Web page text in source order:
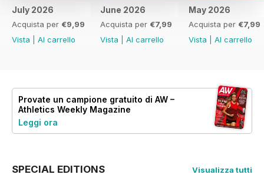
July 2026
Acquista per €9,99
Vista
Al carrello
June 2026
Acquista per €7,99
Vista
Al carrello
May 2026
Acquista per €7,99
Vista
Al carrello
Provate un campione gratuito di AW –
Athletics Weekly Magazine
Leggi ora
SPECIAL EDITIONS Visualizza tutti